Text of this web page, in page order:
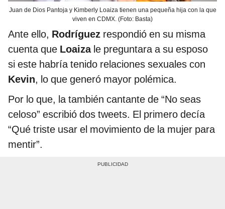
Juan de Dios Pantoja y Kimberly Loaiza tienen una pequeña hija con la que
viven en CDMX. (Foto: Basta)
Ante ello, Rodríguez respondió en su misma
cuenta que Loaizale preguntara a su esposo
si este habría tenido relaciones sexuales con
Kevin, lo que generó mayor polémica.
Por lo que, la también cantante de “No seas
celoso” escribió dos tweets. El primero decía
“Qué triste usar el movimiento de la mujer para
mentir”.